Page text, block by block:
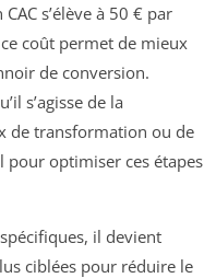
s’élève à 50 € par
coût permet de mieux
de conversion.
s’agisse de la
de transformation ou de
optimiser ces étapes
il devient
ciblées pour réduire le